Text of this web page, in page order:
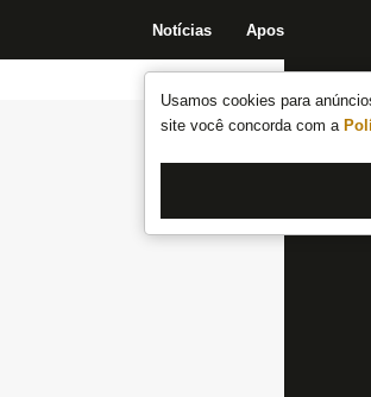
Usamos cookies para
site você concorda com a
Notícias Apostas